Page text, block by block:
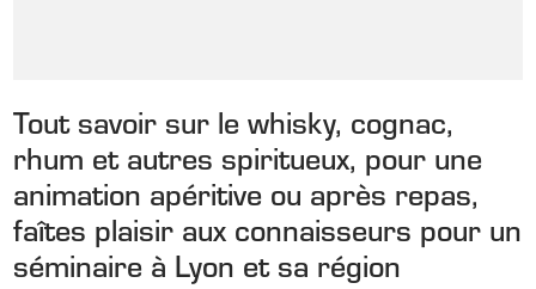
Tout savoir sur le whisky, cognac,
rhum et autres spiritueux, pour une
animation apéritive ou après repas,
faîtes plaisir aux connaisseurs pour un
séminaire à Lyon et sa région